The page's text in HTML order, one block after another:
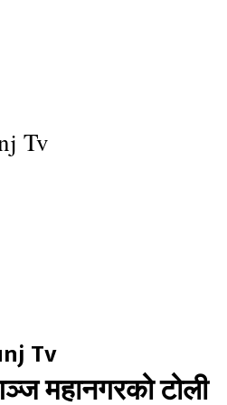
Tv
Tv
महानगरको टोली